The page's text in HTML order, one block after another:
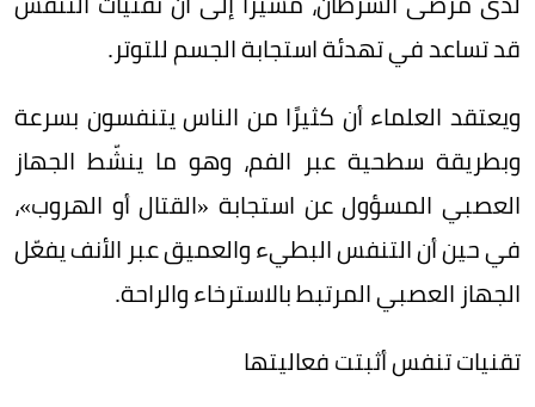
قد تساعد في تهدئة استجابة الجسم للتوتر.
ويعتقد العلماء أن كثيرًا من الناس يتنفسون بسرعة
وبطريقة سطحية عبر الفم، وهو ما ينشّط الجهاز
العصبي المسؤول عن استجابة «القتال أو الهروب»،
في حين أن التنفس البطيء والعميق عبر الأنف يفعّل
الجهاز العصبي المرتبط بالاسترخاء والراحة.
تقنيات تنفس أثبتت فعاليتها